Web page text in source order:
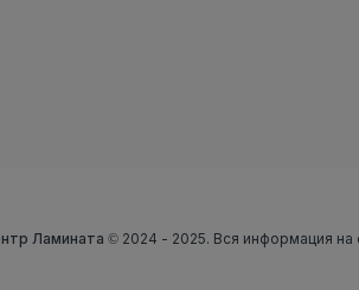
Ламината © 2024 - 2025. Вся информация на